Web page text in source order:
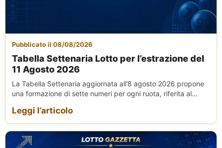
Pubblicato il 08/08/2026
Tabella Settenaria Lotto per l’estrazione del
11 Agosto 2026
La Tabella Settenaria aggiornata all’8 agosto 2026 propone
una formazione di sette numeri per ogni ruota, riferita al...
Leggi l’articolo